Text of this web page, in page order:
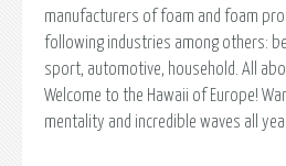
manufacturers of foam and foam
following industries among others:
sport, automotive, household. All
Welcome to the Hawaii of Europe!
mentality and incredible waves all